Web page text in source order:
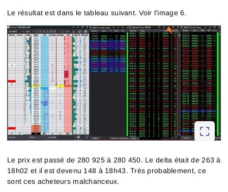
Le résultat est dans le tableau suivant. Voir l’image 6.
Le prix est passé de 280 925 à 280 450. Le delta était de 263 à
18h02 et il est devenu 148 à 18h43. Très probablement, ce
sont ces acheteurs malchanceux.